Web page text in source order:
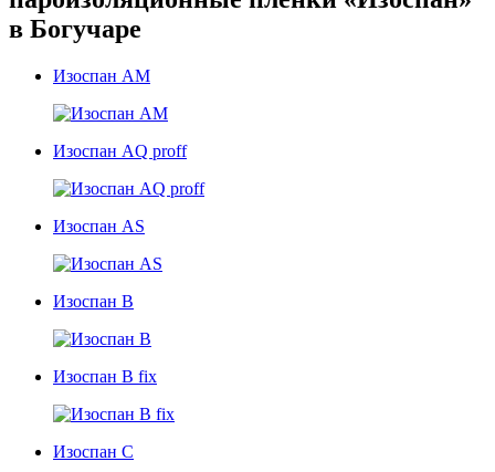
в Богучаре
Изоспан AM
Изоспан AQ proff
Изоспан AS
Изоспан В
Изоспан B fix
Изоспан C